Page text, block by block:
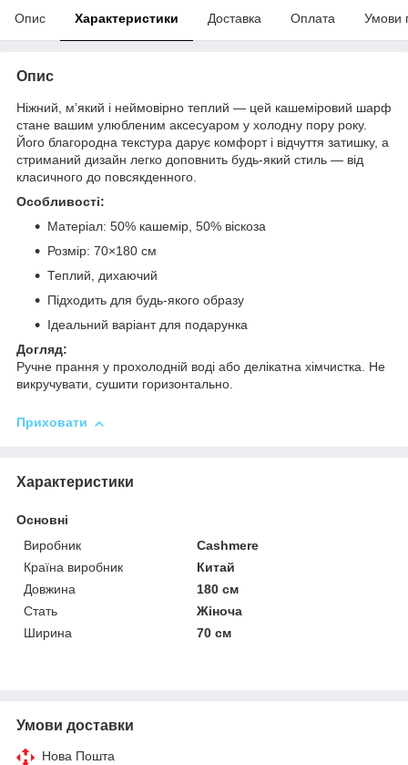
Опис Характеристики Доставка Оплата Умови
Опис
Ніжний, м’який і неймовірно теплий — цей кашеміровий шарф
стане вашим улюбленим аксесуаром у холодну пору року.
Його благородна текстура дарує комфорт і відчуття затишку, а
стриманий дизайн легко доповнить будь-який стиль — від
класичного до повсякденного.
Особливості:
Матеріал: 50% кашемір, 50% віскоза
Розмір: 70×180 см
Теплий, дихаючий
Підходить для будь-якого образу
Ідеальний варіант для подарунка
Догляд:
Ручне прання у прохолодній воді або делікатна хімчистка. Не
викручувати, сушити горизонтально.
Приховати
Характеристики
Основні
Виробник
Cashmere
Країна виробник
Китай
Довжина
180 см
Стать
Жіноча
Ширина
70 см
Умови доставки
Нова Пошта